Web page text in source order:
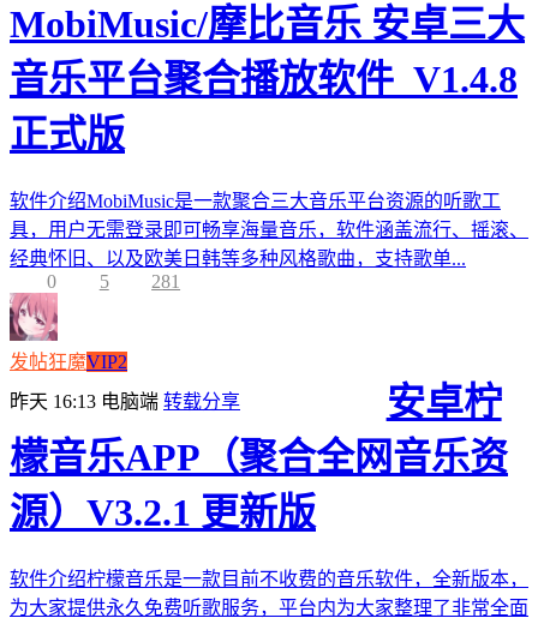
MobiMusic/摩比音乐 安卓三大
音乐平台聚合播放软件_V1.4.8
正式版
软件介绍MobiMusic是一款聚合三大音乐平台资源的听歌工
具，用户无需登录即可畅享海量音乐，软件涵盖流行、摇滚、
经典怀旧、以及欧美日韩等多种风格歌曲，支持歌单...
0
5 281
发帖狂魔VIP2
昨天 16:13 电脑端 转载分享
安卓柠
檬音乐APP（聚合全网音乐资
源）V3.2.1 更新版
软件介绍柠檬音乐是一款目前不收费的音乐软件，全新版本，
为大家提供永久免费听歌服务，平台内为大家整理了非常全面